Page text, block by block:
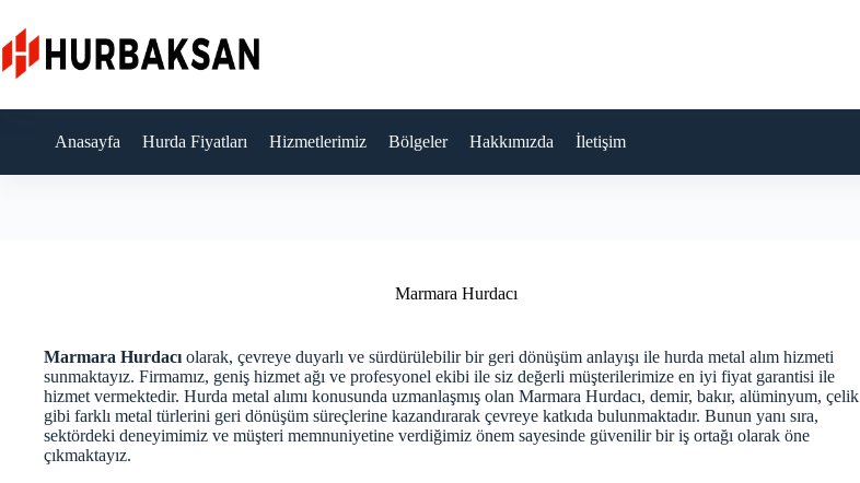
content
Anasayfa Hurda Fiyatları Hizmetlerimiz Bölgeler Hakkımızda İletişim
Marmara Hurdacı
Marmara Hurdacı olarak, çevreye duyarlı ve sürdürülebilir bir geri dönüşüm anlayışı ile hurda metal alım hizmeti
sunmaktayız. Firmamız, geniş hizmet ağı ve profesyonel ekibi ile siz değerli müşterilerimize en iyi fiyat garantisi ile
hizmet vermektedir. Hurda metal alımı konusunda uzmanlaşmış olan Marmara Hurdacı, demir, bakır, alüminyum, çelik
gibi farklı metal türlerini geri dönüşüm süreçlerine kazandırarak çevreye katkıda bulunmaktadır. Bunun yanı sıra,
sektördeki deneyimimiz ve müşteri memnuniyetine verdiğimiz önem sayesinde güvenilir bir iş ortağı olarak öne
çıkmaktayız.